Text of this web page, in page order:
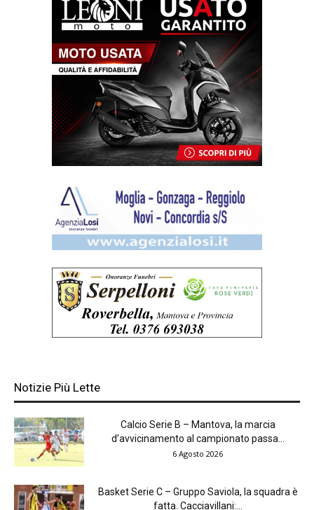
Notizie Più Lette
Calcio Serie B – Mantova, la marcia
d’avvicinamento al campionato passa...
6 Agosto 2026
Basket Serie C – Gruppo Saviola, la squadra è
fatta. Cacciavillani:...